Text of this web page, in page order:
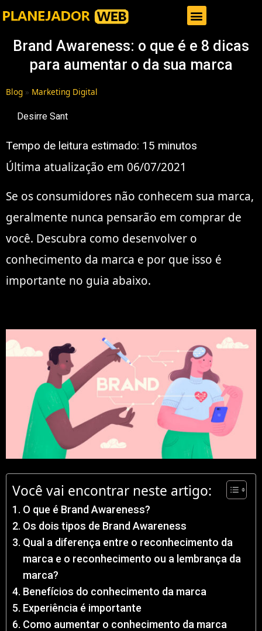
Brand Awareness: o que é e 8 dicas
para aumentar o da sua marca
Blog » Marketing Digital
Desirre Sant
Tempo de leitura estimado: 15 minutos
Última atualização em 06/07/2021
Se os consumidores não conhecem sua marca,
geralmente nunca pensarão em comprar de
você. Descubra como desenvolver o
conhecimento da marca e por que isso é
importante no guia abaixo.
Você vai encontrar neste artigo:
O que é Brand Awareness?
Os dois tipos de Brand Awareness
Qual a diferença entre o reconhecimento da
marca e o reconhecimento ou a lembrança da
marca?
Benefícios do conhecimento da marca
Experiência é importante
Como aumentar o conhecimento da marca